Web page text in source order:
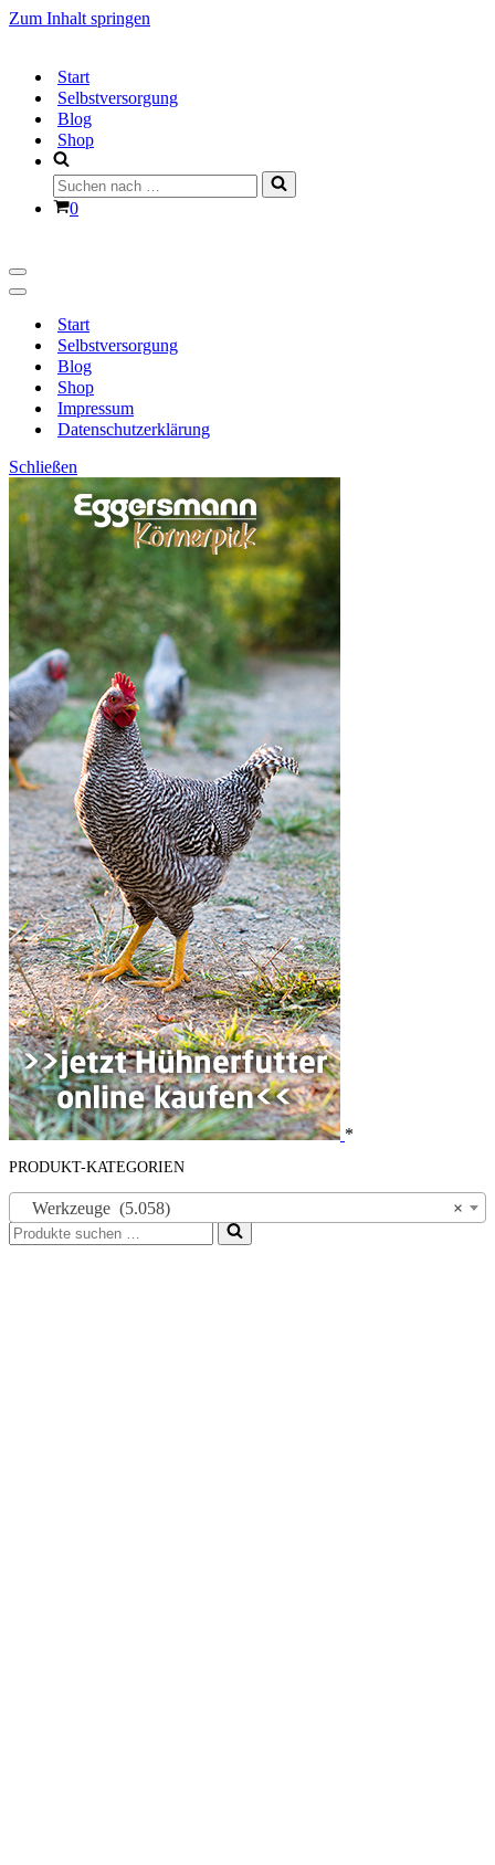
Zum Inhalt springen
Start
Selbstversorgung
Blog
Shop
Suchen
nach …
Warenkorb
0
Navigationsmenü
Navigationsmenü
Start
Selbstversorgung
Blog
Shop
Impressum
Datenschutzerklärung
Schließen
*
PRODUKT-KATEGORIEN
×
Werkzeuge (5.058)
Suchen
nach …